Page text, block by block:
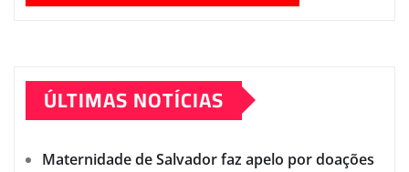
ÚLTIMAS NOTÍCIAS
Maternidade de Salvador faz apelo por doações